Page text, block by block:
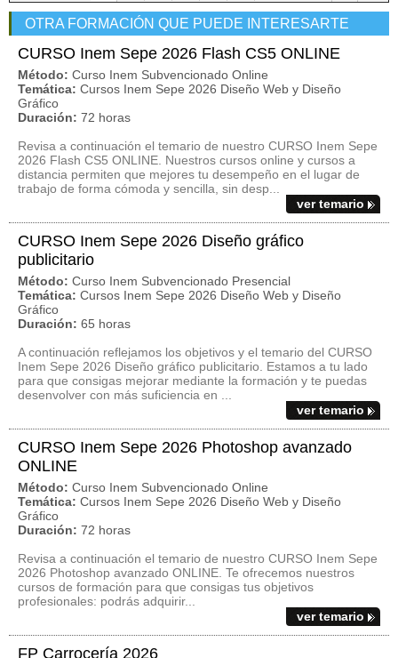
OTRA FORMACIÓN QUE PUEDE INTERESARTE
CURSO Inem Sepe 2026 Flash CS5 ONLINE
Método: Curso Inem Subvencionado Online
Temática: Cursos Inem Sepe 2026 Diseño Web y Diseño
Gráfico
Duración: 72 horas
Revisa a continuación el temario de nuestro CURSO Inem Sepe
2026 Flash CS5 ONLINE. Nuestros cursos online y cursos a
distancia permiten que mejores tu desempeño en el lugar de
trabajo de forma cómoda y sencilla, sin desp...
ver temario
CURSO Inem Sepe 2026 Diseño gráfico
publicitario
Método: Curso Inem Subvencionado Presencial
Temática: Cursos Inem Sepe 2026 Diseño Web y Diseño
Gráfico
Duración: 65 horas
A continuación reflejamos los objetivos y el temario del CURSO
Inem Sepe 2026 Diseño gráfico publicitario. Estamos a tu lado
para que consigas mejorar mediante la formación y te puedas
desenvolver con más suficiencia en ...
ver temario
CURSO Inem Sepe 2026 Photoshop avanzado
ONLINE
Método: Curso Inem Subvencionado Online
Temática: Cursos Inem Sepe 2026 Diseño Web y Diseño
Gráfico
Duración: 72 horas
Revisa a continuación el temario de nuestro CURSO Inem Sepe
2026 Photoshop avanzado ONLINE. Te ofrecemos nuestros
cursos de formación para que consigas tus objetivos
profesionales: podrás adquirir...
ver temario
FP Carrocería 2026